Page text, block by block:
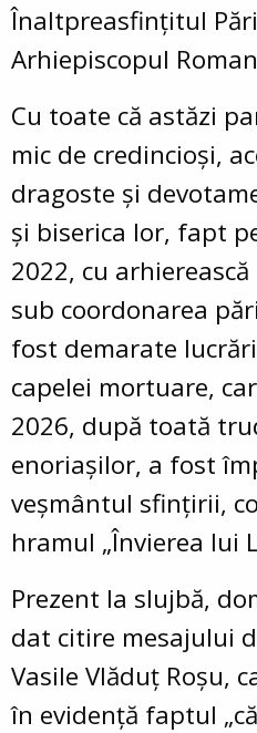
Înaltpreasfințitul
Arhiepiscopul
Cu toate că astăzi
mic de credincioși,
dragoste și
și biserica lor, fapt
2022, cu
sub coordonarea
fost demarate
capelei mortuare,
2026, după toată
enoriașilor, a fost
veșmântul sfințirii,
hramul „Învierea lui
Prezent la slujbă,
dat citire mesajului
Vasile Vlăduț Roșu,
în evidență faptul